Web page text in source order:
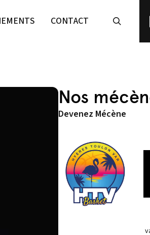
CONTACT
Nos
Devenez Mécène